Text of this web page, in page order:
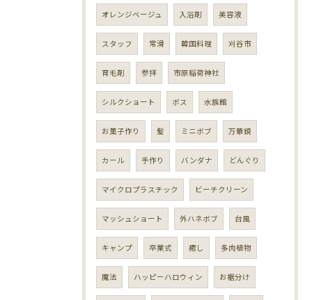
オレンジベージュ 入浴剤 美容液
スタッフ 常滑 韓国料理 刈谷市
育毛剤 参拝 市原稲荷神社
シルクショート ボス 水族館
お菓子作り 髪 ミニボブ 万華鏡
カール 手作り バンダナ どんぐり
マイクロプラスチック ビーチクリーン
マッシュショート 外ハネボブ 台風
キャンプ 卒業式 癒し 多肉植物
魔法 ハッピーハロウィン お裾分け